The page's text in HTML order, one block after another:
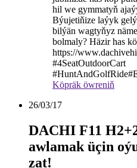
hil we gymmatyň
Býujetiňize laýyk
bilýän wagtyňyz
bolmaly? Häzir has
https://
#4SeatOutdoorCart
Köpräk öwreniň
26/03/17
DACHI F11
awlamak üçin
zat!